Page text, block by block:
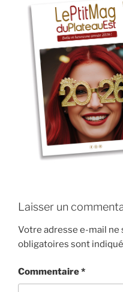
Laisser un
Votre adresse e-mail ne
obligatoires sont
Commentaire*